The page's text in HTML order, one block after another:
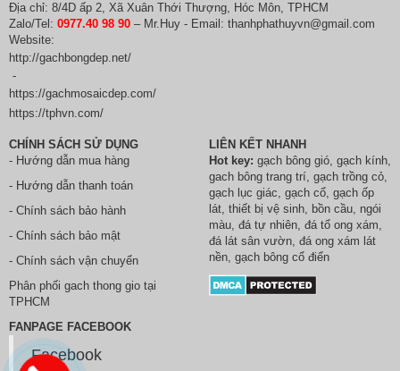
Địa chỉ: 8/4D ấp 2, Xã Xuân Thới Thượng, Hóc Môn, TPHCM
Zalo/Tel: 0977.40 98 90 – Mr.Huy - Email: thanhphathuyvn@gmail.com
Website:
http://gachbongdep.net/
-
https://gachmosaicdep.com/
https://tphvn.com/
CHÍNH SÁCH SỬ DỤNG
- Hướng dẫn mua hàng
- Hướng dẫn thanh toán
- Chính sách bảo hành
- Chính sách bảo mật
- Chính sách vận chuyển
Phân phối gach thong gio tại
TPHCM
LIÊN KẾT NHANH
Hot key: gạch bông gió, gạch kính,
gach bông trang trí, gạch trồng cỏ,
gạch lục giác, gạch cổ, gạch ốp
lát, thiết bị vệ sinh, bồn cầu, ngói
màu, đá tự nhiên, đá tổ ong xám,
đá lát sân vườn, đá ong xám lát
nền, gạch bông cổ điển
FANPAGE FACEBOOK
Facebook